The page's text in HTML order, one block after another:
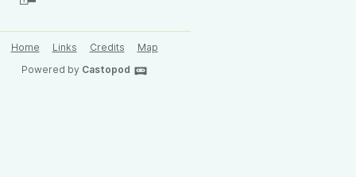
Home Links Credits
Map
Powered by Castopod